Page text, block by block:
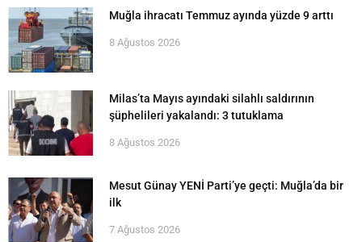
Muğla ihracatı Temmuz ayında yüzde 9 arttı
8 Ağustos 2026
Milas’ta Mayıs ayındaki silahlı saldırının
şüphelileri yakalandı: 3 tutuklama
8 Ağustos 2026
Mesut Günay YENİ Parti’ye geçti: Muğla’da bir
ilk
7 Ağustos 2026